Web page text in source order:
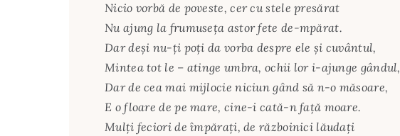
Nicio vorbă de poveste, cer cu stele presărat
Nu ajung la frumuseţa astor fete de-mpărat.
Dar deşi nu-ţi poţi da vorba despre ele și cuvântul,
Mintea tot le – atinge umbra, ochii lor i-ajunge gândul,
Dar de cea mai mijlocie niciun gând să n-o măsoare,
E o floare de pe mare, cine-i cată-n faţă moare.
Mulţi feciori de împăraţi, de războinici lăudaţi